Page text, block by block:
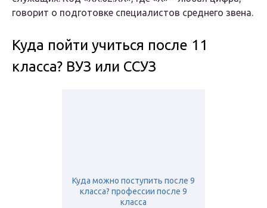
говорит о подготовке специалистов среднего звена.
Куда пойти учиться после 11
класса? ВУЗ или ССУЗ
Куда можно поступить после 9
класса? профессии после 9
класса